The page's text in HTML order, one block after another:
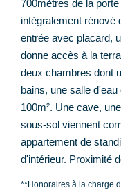
700mètres de la
intégralement rénové
entrée avec placard,
donne accès à la
deux chambres dont
bains, une salle
100m². Une cave,
sous-sol viennent
appartement de
d'intérieur. Proximité
**Honoraires à la charge